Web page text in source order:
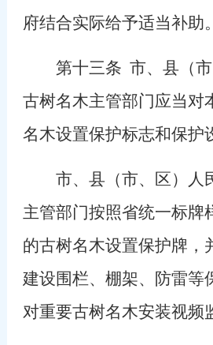
府结合实际给予适当补助。
第十三条 市、县（
古树名木主管部门应当对
名木设置保护标志和保护
市、县（市、区）人
主管部门按照省统一标牌
的古树名木设置保护牌，
建设围栏、棚架、防雷等
对重要古树名木安装视频